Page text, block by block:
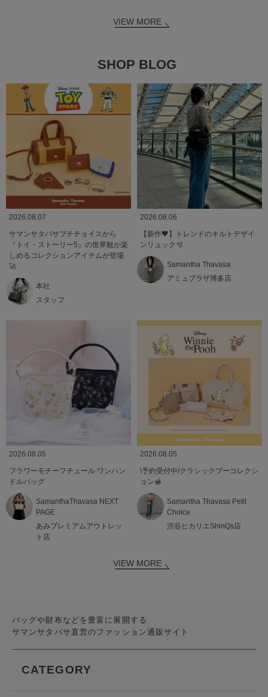
VIEW MORE
SHOP BLOG
2026.08.07
サマンサタバサプチチョイスから
『トイ・ストーリー5』の世界観が楽
しめるコレクションアイテムが登場
🚀
本社
スタッフ
2026.08.06
【新作🖤】トレンドのキルトデザイ
ンリュック🫧
Samantha Thavasa
アミュプラザ博多店
2026.08.05
フラワーモチーフチュール ワンハン
ドルバッグ
SamanthaThavasa NEXT
PAGE
あみプレミアムアウトレッ
ト店
2026.08.05
\予約受付中/クラシックプーコレクシ
ョン🍯
Samantha Thavasa Petit
Choice
渋谷ヒカリエShinQs店
VIEW MORE
バッグや財布などを豊富に展開する
サマンサタバサ直営のファッション通販サイト
CATEGORY